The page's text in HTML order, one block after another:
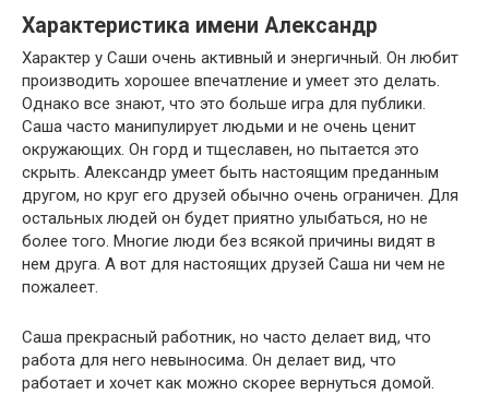
Характеристика имени Александр
Характер у Саши очень активный и энергичный. Он любит
производить хорошее впечатление и умеет это делать.
Однако все знают, что это больше игра для публики.
Саша часто манипулирует людьми и не очень ценит
окружающих. Он горд и тщеславен, но пытается это
скрыть. Александр умеет быть настоящим преданным
другом, но круг его друзей обычно очень ограничен. Для
остальных людей он будет приятно улыбаться, но не
более того. Многие люди без всякой причины видят в
нем друга. А вот для настоящих друзей Саша ни чем не
пожалеет.
Саша прекрасный работник, но часто делает вид, что
работа для него невыносима. Он делает вид, что
работает и хочет как можно скорее вернуться домой.